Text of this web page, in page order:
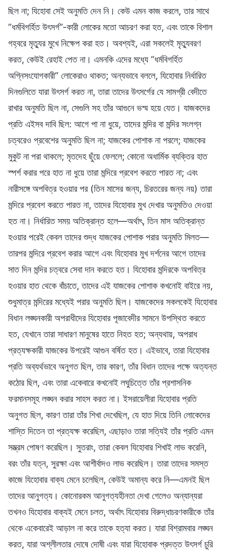
ছিল না; যিহোবা সেই অনুমতি দেন নি। কেউ এমন কাজ করলে, তার সাথে
“ধর্মবিগর্হিত উৎসর্গ”-কারী লোকের মতো আচরণ করা হত, এবং তাকে বিশাল
গহ্বরে মৃত্যুর মুখে নিক্ষেপ করা হত। অবশ্যই, এরা সকলেই মৃত্যুবরণ
করত, কেউই রেহাই পেত না। এমনকি এদের মধ্যে “ধর্মবিগর্হিত
অগ্নিসংযোগকারী” লোকেরাও থাকত; অন্যভাবে বললে, যিহোবার নির্ধারিত
দিনগুলিতে যারা উৎসর্গ করত না, তারা তাদের উৎসর্গের যে সামগ্রী বেদীতে
রাখার অনুমতি ছিল না, সেগুলি সহ তাঁর আগুনে ভস্ম হয়ে যেত। যাজকদের
প্রতি এইসব দাবি ছিল: আগে পা না ধুয়ে, তাদের মন্দির বা মন্দির সংলগ্ন
চত্বরেও প্রবেশের অনুমতি ছিল না; যাজকের পোশাক না পরলে; যাজকের
মুকুট না পরা থাকলে; মৃতদেহ ছুঁয়ে ফেললে; কোনো অধার্মিক ব্যক্তির হাত
স্পর্শ করার পরে হাত না ধুয়ে তারা মন্দিরে প্রবেশ করতে পারত না; এবং
নারীসঙ্গে অপবিত্র হওয়ার পর (তিন মাসের জন্য, চিরতরের জন্য নয়) তারা
মন্দিরে প্রবেশ করতে পারত না, তাদের যিহোবার মুখ দেখার অনুমতিও দেওয়া
হত না। নির্ধারিত সময় অতিক্রান্ত হলে—অর্থাৎ, তিন মাস অতিক্রান্ত
হওয়ার পরেই কেবল তাদের শুদ্ধ যাজকের পোশাক পরার অনুমতি মিলত—
তারপর মন্দিরে প্রবেশ করার আগে এবং যিহোবার মুখ দর্শনের আগে তাদের
সাত দিন মন্দির চত্বরে সেবা দান করতে হত। যিহোবার মন্দিরকে অপবিত্র
হওয়ার হাত থেকে বাঁচাতে, তাদের এই যাজকের পোশাক কখনোই বাইরে নয়,
শুধুমাত্র মন্দিরের মধ্যেই পরার অনুমতি ছিল। যাজকেদের সকলকেই যিহোবার
বিধান লঙ্ঘনকারী অপরাধীদের যিহোবার পূজাবেদীর সামনে উপস্থিত করতে
হত, যেখানে তারা সাধারণ মানুষের হাতে নিহত হত; অন্যথায়, অপরাধ
প্রত্যক্ষকারী যাজকের উপরেই আগুন বর্ষিত হত। এইভাবে, তারা যিহোবার
প্রতি অব্যর্থভাবে অনুগত ছিল, তার কারণ, তাঁর বিধান তাদের পক্ষে অত্যন্ত
কঠোর ছিল, এবং তারা একেবারে কখনোই লঘুচিত্তে তাঁর প্রশাসনিক
ফরমানসমূহ লঙ্ঘন করার সাহস করত না। ইসরায়েলীরা যিহোবার প্রতি
অনুগত ছিল, কারণ তারা তাঁর শিখা দেখেছিল, যে হাত দিয়ে তিনি লোকেদের
শাস্তি দিতেন তা প্রত্যক্ষ করেছিল, এছাড়াও তারা সত্যিই তাঁর প্রতি এমন
সম্ভ্রম পোষণ করেছিল। সুতরাং, তারা কেবল যিহোবার শিখাই লাভ করেনি,
বরং তাঁর যত্ন, সুরক্ষা এবং আশীর্বাদও লাভ করেছিল। তারা তাদের সমস্ত
কাজে যিহোবার বাক্য মেনে চলেছিল, কেউই অমান্য করে নি—এমনই ছিল
তাদের আনুগত্য। কোনোরকম আনুগত্যহীনতা দেখা গেলেও অন্যান্যরা
তখনও যিহোবার বাক্যই মেনে চলত, অর্থাৎ যিহোবার বিরুদ্ধাচরণকারীকে তাঁর
থেকে একেবারেই আড়াল না করে তাকে হত্যা করত। যারা বিশ্রামবার লঙ্ঘন
করত, যারা অশ্লীলতার দোষে দোষী এবং যারা যিহোবাক প্রদত্ত উৎসর্গ চুরি